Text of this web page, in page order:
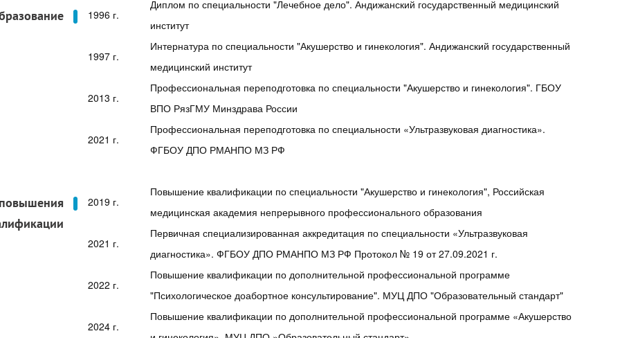
1996 г.
Диплом по специальности "Лечебное дело". Андижанский государственный медицинский
институт
1997 г.
Интернатура по специальности "Акушерство и гинекология". Андижанский государственный
медицинский институт
2013 г.
Профессиональная переподготовка по специальности "Акушерство и гинекология". ГБОУ
ВПО РязГМУ Минздрава России
2021 г.
Профессиональная переподготовка по специальности «Ультразвуковая диагностика».
ФГБОУ ДПО РМАНПО МЗ РФ
2019 г.
Повышение квалификации по специальности "Акушерство и гинекология", Российская
медицинская академия непрерывного профессионального образования
2021 г.
Первичная специализированная аккредитация по специальности «Ультразвуковая
диагностика». ФГБОУ ДПО РМАНПО МЗ РФ Протокол № 19 от 27.09.2021 г.
2022 г.
Повышение квалификации по дополнительной профессиональной программе
"Психологическое доабортное консультирование". МУЦ ДПО "Образовательный стандарт"
2024 г.
Повышение квалификации по дополнительной профессиональной программе «Акушерство